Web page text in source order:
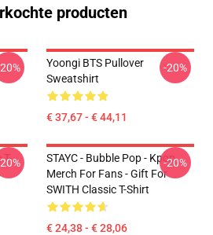
producten
Yoongi BTS Pullover
Sweatshirt
€ 37,67 - € 44,11
-20%
T-
STAYC - Bubble Pop - Kpop
Merch For Fans - Gift For
SWITH Classic T-Shirt
€ 24,38 - € 28,06
-20%